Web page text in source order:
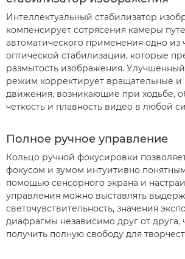
Интеллектуальный стабилизатор
компенсирует сотрясения камеры
автоматического применения одно
оптической стабилизации, которые
размытость изображения.
режим корректирует вращательные и
движения, возникающие при ходьбе,
четкость и плавность видео в любой
Полное ручное управление
Кольцо ручной фокусировки
фокусом и зумом интуитивно
помощью сенсорного экрана и
управления можно выставлять
светочувствительность, значения
диафрагмы независимо друг от друга,
получить полную свободу для